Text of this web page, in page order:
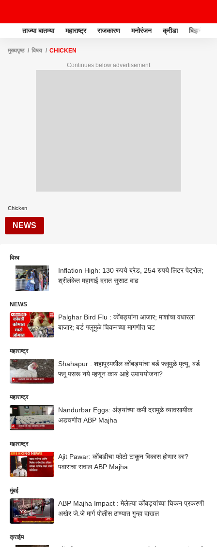
ताज्या बातम्या महाराष्ट्र राजकारण मनोरंजन क्रीडा बिझनेस
मुख्यपृष्ठ विषय CHICKEN
Continues below advertisement
Chicken
NEWS
विश्व
Inflation High: 130 रुपये ब्रेड, 254 रुपये लिटर पेट्रोल;
श्रीलंकेत महागाई दरात सुसाट वाढ
NEWS
Palghar Bird Flu : कोंबड्यांना आजार; माशांचा वधारला
बाजार; बर्ड फ्लूमुळे चिकनच्या मागणीत घट
महाराष्ट्र
Shahapur : शहापूरमधील कोंबड्यांचा बर्ड फ्लूमुळे मृत्यू, बर्ड
फ्लू पसरू नये म्हणून काय आहे उपाययोजना?
महाराष्ट्र
Nandurbar Eggs: अंड्यांच्या कमी दरामुळे व्यावसायीक
अडचणीत ABP Majha
महाराष्ट्र
Ajit Pawar: कोंबडीचा फोटो टाकून विकास होणार का?
पवारांचा सवाल ABP Majha
मुंबई
ABP Majha Impact : मेलेल्या कोंबड्यांच्या चिकन प्रकरणी
अखेर जे.जे मार्ग पोलीस ठाण्यात गुन्हा दाखल
क्राईम